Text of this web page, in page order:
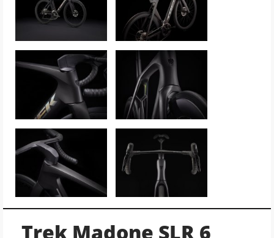
Trek Madone SLR 6